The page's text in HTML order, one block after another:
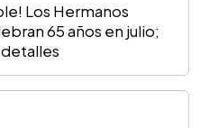
Los Hermanos
65 años en julio;